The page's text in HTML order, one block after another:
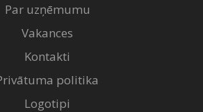
Par uzņēmumu
Vakances
Kontakti
politika
Logotipi